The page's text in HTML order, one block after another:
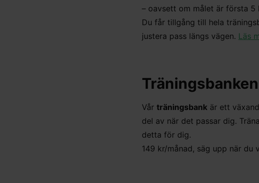
– oavsett om målet är första 5
Du får tillgång till hela
justera pass längs vägen. Läs
Träningsbanken
Vår träningsbank är ett
del av när det passar dig.
detta för dig.
149 kr/månad, säg upp när du